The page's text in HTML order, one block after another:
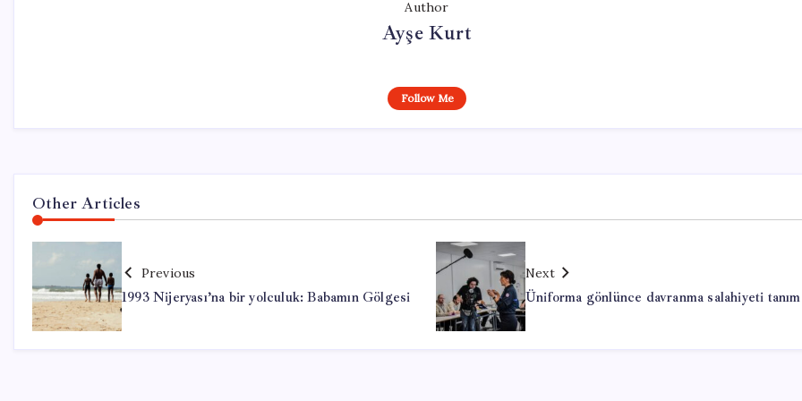
Author
Ayşe Kurt
Follow Me
Other Articles
Previous
1993 Nijeryası’na bir yolculuk: Babamın Gölgesi
Next
Üniforma gönlünce davranma salahiyeti